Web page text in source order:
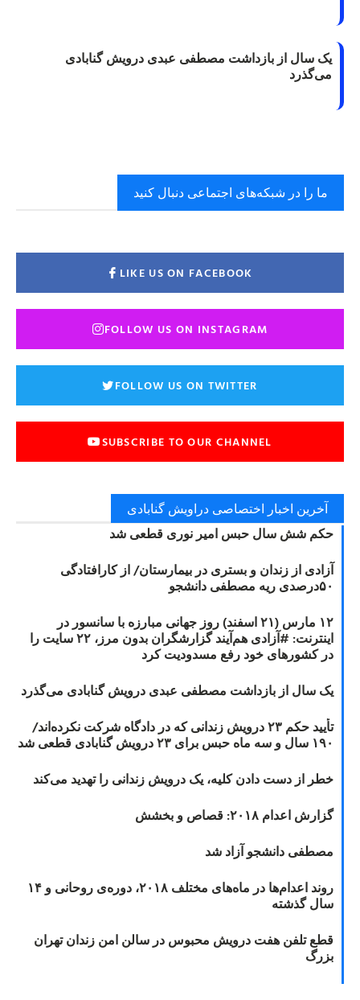
یک سال از بازداشت مصطفی عبدی درویش گنابادی
می‌گذرد
ما را در شبکه‌های اجتماعی دنبال کنید
LIKE US ON FACEBOOK
FOLLOW US ON INSTAGRAM
FOLLOW US ON TWITTER
SUBSCRIBE TO OUR CHANNEL
آخرین اخبار اختصاصی دراویش گنابادی
حکم شش سال حبس امیر نوری قطعی شد
آزادی از زندان و بستری در بیمارستان/ از کارافتادگی
۵۰درصدی ریه مصطفی دانشجو
۱۲ مارس (۲۱ اسفند) روز جهانی مبارزه با سانسور در
اینترنت: #آزادی هم‌آیند گزارشگران‌ بدون مرز، ۲۲ سایت را
در کشورهای خود رفع مسدودیت کرد
یک سال از بازداشت مصطفی عبدی درویش گنابادی می‌گذرد
تأیید حکم ۲۳ درویش زندانی که در دادگاه شرکت نکرده‌اند/
۱۹۰ سال و سه ماه حبس برای ۲۳ درویش گنابادی قطعی شد
خطر از دست دادن کلیه، یک درویش زندانی را تهدید می‌کند
گزارش اعدام ۲۰۱۸: قصاص و بخشش
مصطفی دانشجو آزاد شد
روند اعدام‌ها در ماه‌های مختلف ۲۰۱۸، دوره‌ی روحانی و ۱۴
سال گذشته
قطع تلفن هفت درویش محبوس در سالن امن زندان تهران
بزرگ